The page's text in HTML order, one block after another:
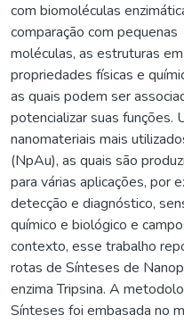
com biomoléculas
comparação com pequenas
moléculas, as estruturas
propriedades físicas e
as quais podem ser
potencializar suas funções.
nanomateriais mais
(NpAu), as quais são
para várias aplicações, por
detecção e diagnóstico,
químico e biológico e
contexto, esse trabalho
rotas de Sínteses de
enzima Tripsina. A
Sínteses foi embasada no